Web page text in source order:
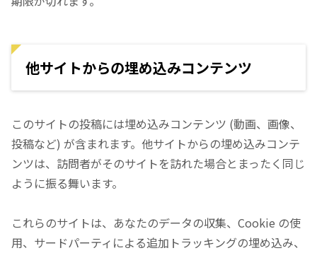
他サイトからの埋め込みコンテンツ
このサイトの投稿には埋め込みコンテンツ (動画、画像、
投稿など) が含まれます。他サイトからの埋め込みコンテ
ンツは、訪問者がそのサイトを訪れた場合とまったく同じ
ように振る舞います。
これらのサイトは、あなたのデータの収集、Cookie の使
用、サードパーティによる追加トラッキングの埋め込み、